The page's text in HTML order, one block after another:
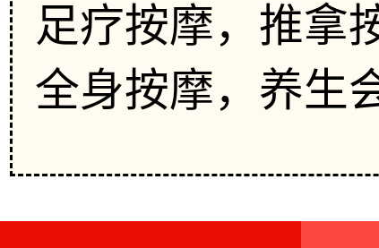
足疗按摩，推拿
全身按摩，养生